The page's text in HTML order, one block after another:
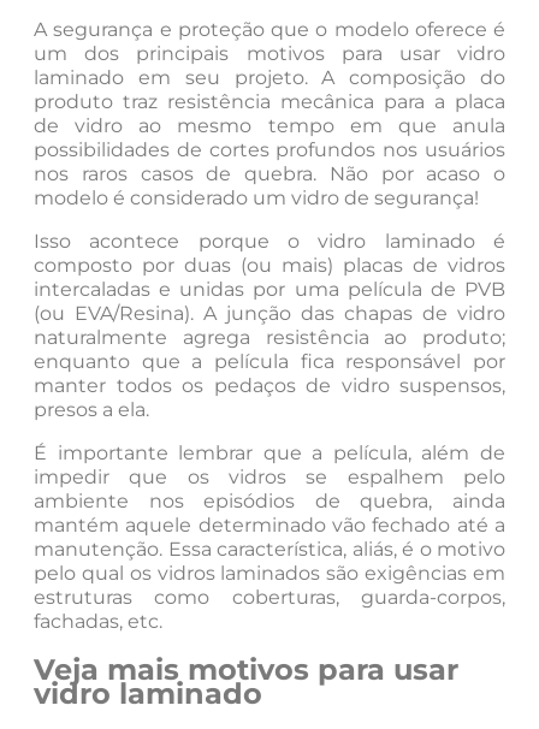
A segurança e proteção que o modelo oferece é
um dos principais motivos para usar vidro
laminado em seu projeto. A composição do
produto traz resistência mecânica para a placa
de vidro ao mesmo tempo em que anula
possibilidades de cortes profundos nos usuários
nos raros casos de quebra. Não por acaso o
modelo é considerado um vidro de segurança!
Isso acontece porque o vidro laminado é
composto por duas (ou mais) placas de vidros
intercaladas e unidas por uma película de PVB
(ou EVA/Resina). A junção das chapas de vidro
naturalmente agrega resistência ao produto;
enquanto que a película fica responsável por
manter todos os pedaços de vidro suspensos,
presos a ela.
É importante lembrar que a película, além de
impedir que os vidros se espalhem pelo
ambiente nos episódios de quebra, ainda
mantém aquele determinado vão fechado até a
manutenção. Essa característica, aliás, é o motivo
pelo qual os vidros laminados são exigências em
estruturas como coberturas, guarda-corpos,
fachadas, etc.
Veja mais motivos para usar
vidro laminado